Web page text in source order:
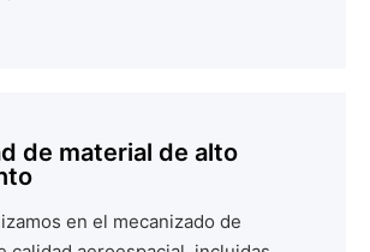
de material de alto
en el mecanizado de